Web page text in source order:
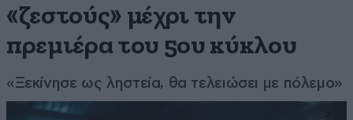
«ζεστούς» μέχρι την
πρεμιέρα του 5ου κύκλου
«Ξεκίνησε ως ληστεία, θα τελειώσει με πόλεμο»